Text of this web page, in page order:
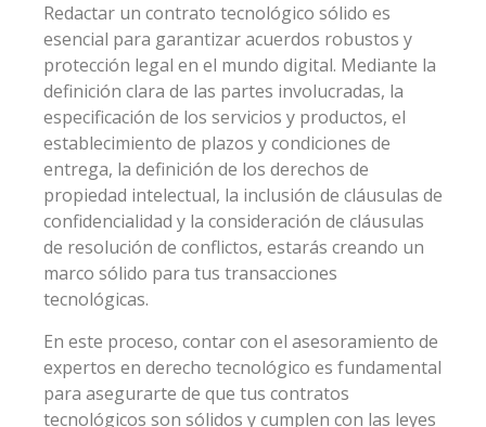
Redactar un contrato tecnológico sólido es
esencial para garantizar acuerdos robustos y
protección legal en el mundo digital. Mediante la
definición clara de las partes involucradas, la
especificación de los servicios y productos, el
establecimiento de plazos y condiciones de
entrega, la definición de los derechos de
propiedad intelectual, la inclusión de cláusulas de
confidencialidad y la consideración de cláusulas
de resolución de conflictos, estarás creando un
marco sólido para tus transacciones
tecnológicas.
En este proceso, contar con el asesoramiento de
expertos en derecho tecnológico es fundamental
para asegurarte de que tus contratos
tecnológicos son sólidos y cumplen con las leyes